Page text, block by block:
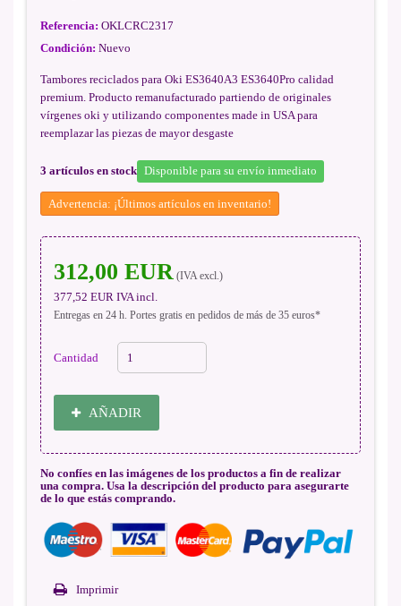
Referencia: OKLCRC2317
Condición: Nuevo
Tambores reciclados para Oki ES3640A3 ES3640Pro calidad
premium. Producto remanufacturado partiendo de originales
vírgenes oki y utilizando componentes made in USA para
reemplazar las piezas de mayor desgaste
3 artículos en stock Disponible para su envío inmediato
Advertencia: ¡Últimos artículos en inventario!
312,00 EUR (IVA excl.)
377,52 EUR IVA incl.
Entregas en 24 h. Portes gratis en pedidos de más de 35 euros*
Cantidad
AÑADIR
No confíes en las imágenes de los productos a fin de realizar
una compra. Usa la descripción del producto para asegurarte
de lo que estás comprando.
Imprimir